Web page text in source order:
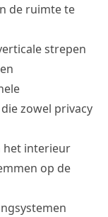
de ruimte te
strepen
zowel privacy
het interieur
op de